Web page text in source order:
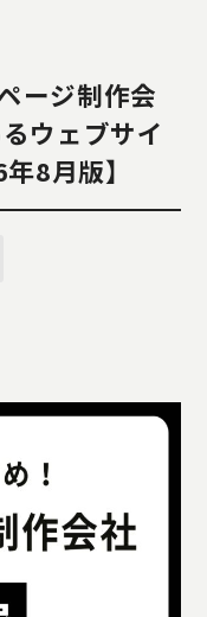
ージ制作会
ウェブサイ
8月版】